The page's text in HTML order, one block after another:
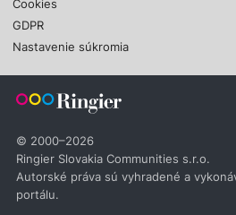
Cookies
GDPR
Nastavenie súkromia
© 2000–2026
Ringier Slovakia Communities s.r.o.
Autorské práva sú vyhradené a
portálu.